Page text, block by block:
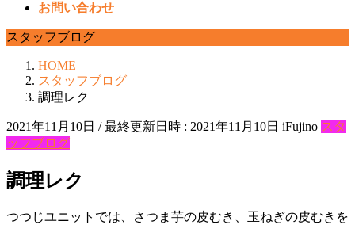
お問い合わせ
スタッフブログ
HOME
スタッフブログ
調理レク
2021年11月10日 / 最終更新日時 : 2021年11月10日 iFujino スタ
ッフブログ
調理レク
つつじユニットでは、さつま芋の皮むき、玉ねぎの皮むきを